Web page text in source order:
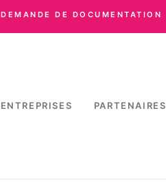
DEMANDE DE DOCUMENTATION
ENTREPRISES PARTENAIRES